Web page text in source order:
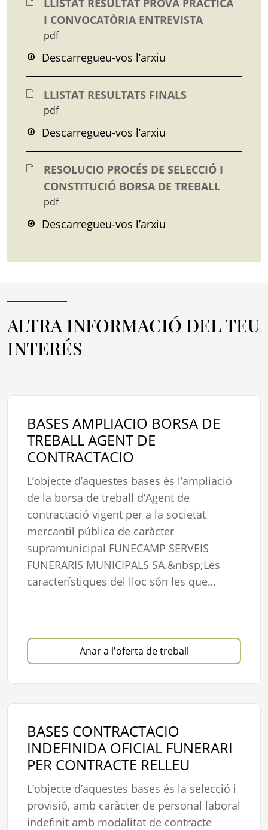
I CONVOCATÒRIA ENTREVISTA
pdf
Descarregueu-vos l’arxiu
LLISTAT RESULTATS FINALS
pdf
Descarregueu-vos l’arxiu
RESOLUCIO PROCÉS DE SELECCIÓ I
CONSTITUCIÓ BORSA DE TREBALL
pdf
Descarregueu-vos l’arxiu
ALTRA INFORMACIÓ DEL TEU
INTERÉS
BASES AMPLIACIO BORSA DE
TREBALL AGENT DE
CONTRACTACIO
L’objecte d’aquestes bases és l’ampliació
de la borsa de treball d’Agent de
contractació vigent per a la societat
mercantil pública de caràcter
supramunicipal FUNECAMP SERVEIS
FUNERARIS MUNICIPALS SA.&nbsp;Les
característiques del lloc són les que…
Anar a l'oferta de treball
BASES CONTRACTACIO
INDEFINIDA OFICIAL FUNERARI
PER CONTRACTE RELLEU
L’objecte d’aquestes bases és la selecció i
provisió, amb caràcter de personal laboral
indefinit amb modalitat de contracte